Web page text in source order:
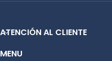
ATENCIÓN AL CLIENTE
MENU